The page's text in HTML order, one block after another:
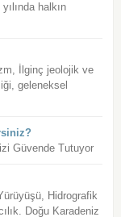
halkın
İlginç jeolojik ve
geleneksel
Güvende Tutuyor
Hidrografik
Doğu Karadeniz